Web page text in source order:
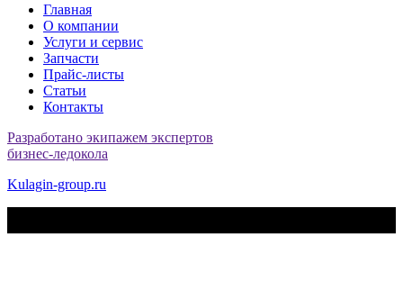
Главная
О компании
Услуги и сервис
Запчасти
Прайс-листы
Статьи
Контакты
Разработано экипажем экспертов
бизнес-ледокола
Kulagin-group.ru